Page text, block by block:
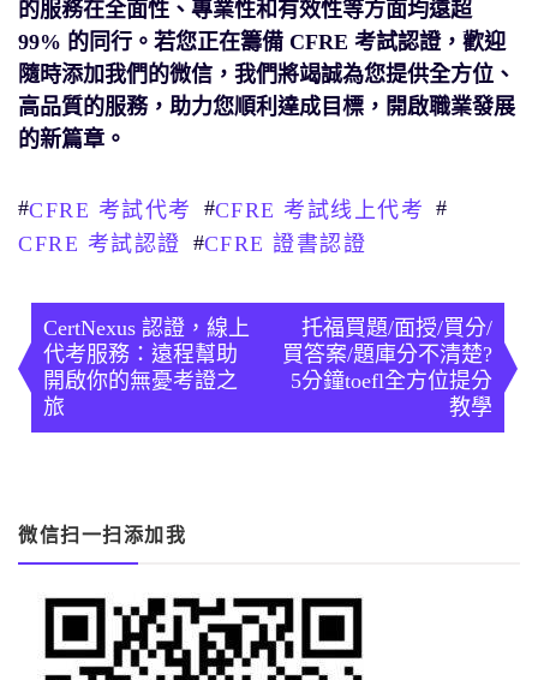
的服務在全面性、專業性和有效性等方面均遠超
99% 的同行。若您正在籌備 CFRE 考試認證，歡迎
隨時添加我們的微信，我們將竭誠為您提供全方位、
高品質的服務，助力您順利達成目標，開啟職業發展
的新篇章。
#CFRE 考試代考 #CFRE 考試线上代考 #
CFRE 考試認證 #CFRE 證書認證
章
導
覽
CertNexus 認證，線上
代考服務：遠程幫助
開啟你的無憂考證之
旅
托福買題/面授/買分/
買答案/題庫分不清楚?
5分鐘toefl全方位提分
教學
微信扫一扫添加我